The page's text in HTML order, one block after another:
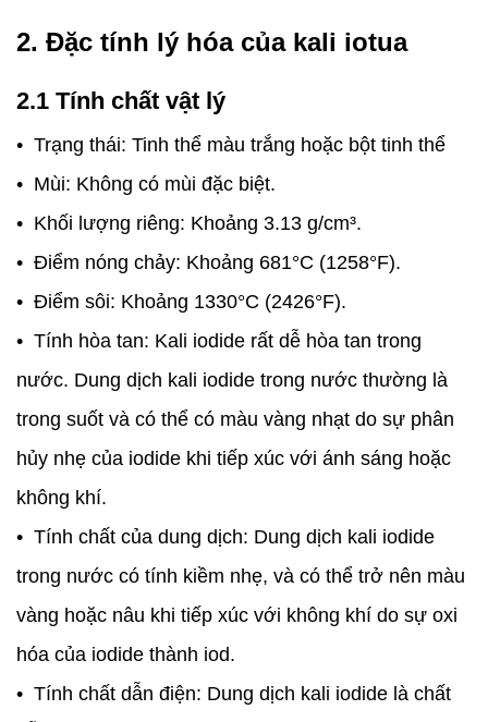
2. Đặc tính lý hóa của kali iotua
2.1 Tính chất vật lý
• Trạng thái: Tinh thể màu trắng hoặc bột tinh thể
• Mùi: Không có mùi đặc biệt.
• Khối lượng riêng: Khoảng 3.13 g/cm³.
• Điểm nóng chảy: Khoảng 681°C (1258°F).
• Điểm sôi: Khoảng 1330°C (2426°F).
• Tính hòa tan: Kali iodide rất dễ hòa tan trong
nước. Dung dịch kali iodide trong nước thường là
trong suốt và có thể có màu vàng nhạt do sự phân
hủy nhẹ của iodide khi tiếp xúc với ánh sáng hoặc
không khí.
• Tính chất của dung dịch: Dung dịch kali iodide
trong nước có tính kiềm nhẹ, và có thể trở nên màu
vàng hoặc nâu khi tiếp xúc với không khí do sự oxi
hóa của iodide thành iod.
• Tính chất dẫn điện: Dung dịch kali iodide là chất